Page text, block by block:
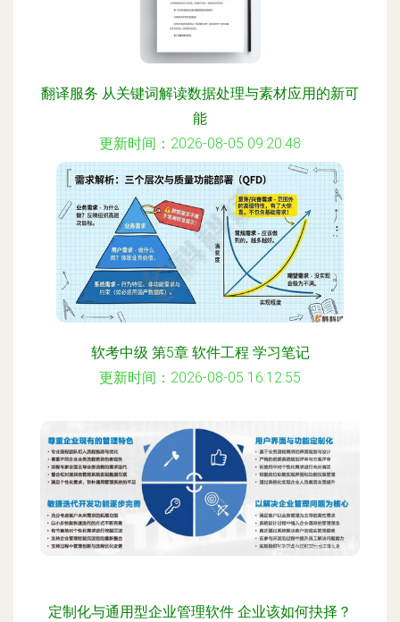
翻译服务 从关键词解读数据处理与素材应用的新可
能
更新时间：2026-08-05 09:20:48
软考中级 第5章 软件工程 学习笔记
更新时间：2026-08-05 16:12:55
定制化与通用型企业管理软件 企业该如何抉择？